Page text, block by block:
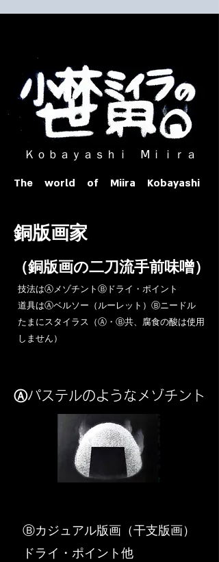
ｏｂａｙａｓｈｉ Ⅿｉｉｒａ​
The world of Miira Kobayashi
​銅版画家
​（銅版画の二刀流手前味噌）
​技法はⒶメゾチントⒷドライ・ポイント
道具はⒶベルソー（ルーレット）Ⓑニードル
​たまにスタイラス（Ⓐ・Ⓑ共、腐食の酸は使用
しません）
Ⓐパステルのようなメゾチント
​Ⓑカジュアル版画（干支版画）
ドライ・ポイント他